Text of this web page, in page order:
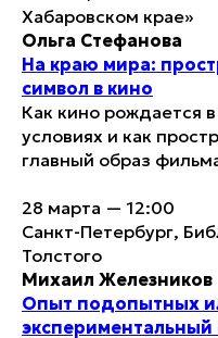
Хабаровском крае»
Ольга Стефанова
На краю мира:
символ в кино
Как кино рождается
условиях и как
главный образ
28 марта — 12:00
Санкт-Петербург,
Толстого
Михаил Железников
Опыт подопытных